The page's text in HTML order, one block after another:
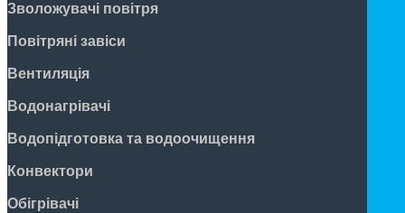
Зволожувачі повітря
Повітряні завіси
Вентиляція
Водонагрівачі
Водопідготовка та водоочищення
Конвектори
Обігрівачі